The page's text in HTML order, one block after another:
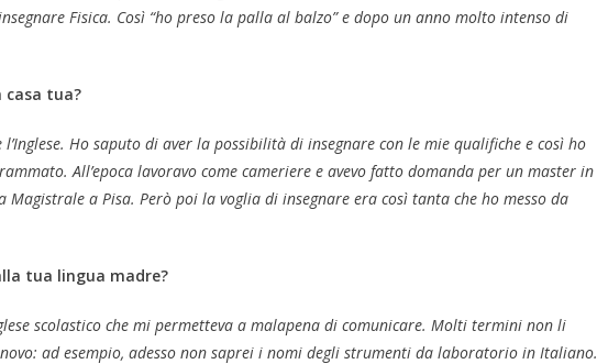
Fisica. Così “ho preso la palla al balzo” e dopo un anno molto intenso di
tua?
Ho saputo di aver la possibilità di insegnare con le mie qualifiche e così ho
All’epoca lavoravo come cameriere e avevo fatto domanda per un master in
Magistrale a Pisa. Però poi la voglia di insegnare era così tanta che ho messo da
tua lingua madre?
scolastico che mi permetteva a malapena di comunicare. Molti termini non li
ad esempio, adesso non saprei i nomi degli strumenti da laboratorio in Italiano.